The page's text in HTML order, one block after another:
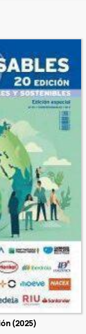
(2025)